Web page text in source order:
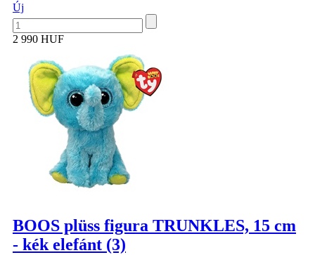
Új
2 990 HUF
BOOS plüss figura TRUNKLES, 15 cm
- kék elefánt (3)